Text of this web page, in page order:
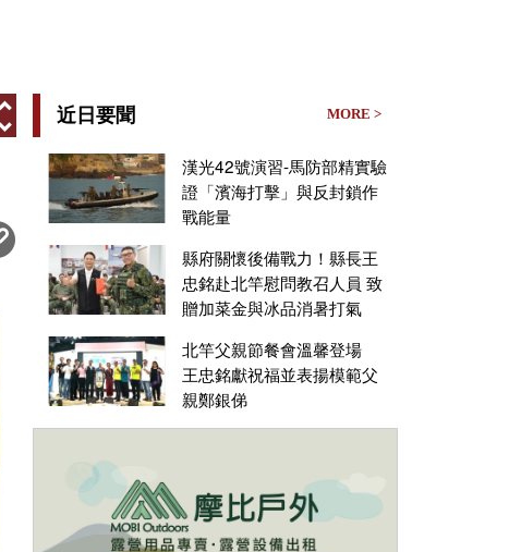
近日要聞 MORE >
漢光42號演習-馬防部精實驗
證「濱海打擊」與反封鎖作
戰能量
縣府關懷後備戰力！縣長王
忠銘赴北竿慰問教召人員 致
贈加菜金與冰品消暑打氣
北竿父親節餐會溫馨登場
王忠銘獻祝福並表揚模範父
親鄭銀俤